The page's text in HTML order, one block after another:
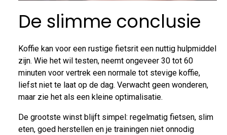
De slimme conclusie
Koffie kan voor een rustige fietsrit een nuttig hulpmiddel
zijn. Wie het wil testen, neemt ongeveer 30 tot 60
minuten voor vertrek een normale tot stevige koffie,
liefst niet te laat op de dag. Verwacht geen wonderen,
maar zie het als een kleine optimalisatie.
De grootste winst blijft simpel: regelmatig fietsen, slim
eten, goed herstellen en je trainingen niet onnodig